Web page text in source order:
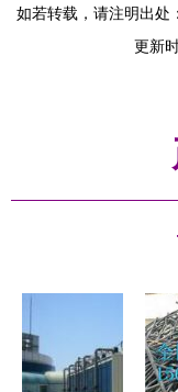
如若转载，请注明出
更新